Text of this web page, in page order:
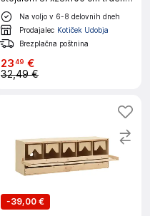
les jelke
Na voljo v 6-8 delovnih dneh
Prodajalec Kotiček Udobja
Brezplačna poštnina
2349 €
32,49 €
-39,00 €